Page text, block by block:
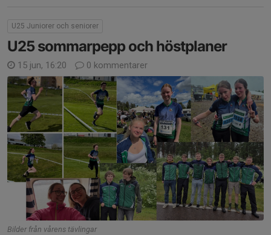
U25 Juniorer och seniorer
U25 sommarpepp och höstplaner
15 jun, 16:20 0 kommentarer
Bilder från vårens tävlingar